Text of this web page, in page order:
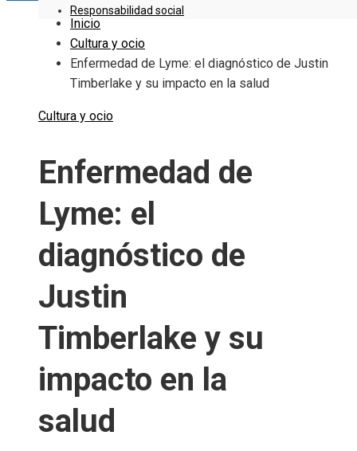
Responsabilidad social
Inicio
Cultura y ocio
Enfermedad de Lyme: el diagnóstico de Justin
Timberlake y su impacto en la salud
Cultura y ocio
Enfermedad de
Lyme: el
diagnóstico de
Justin
Timberlake y su
impacto en la
salud